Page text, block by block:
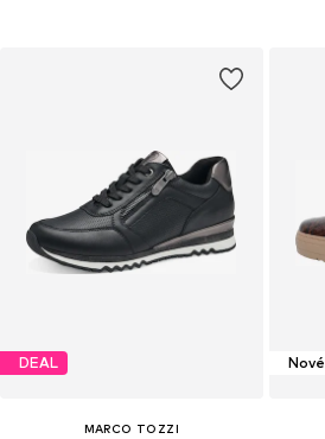
DEAL
MARCO TOZZI
Nové